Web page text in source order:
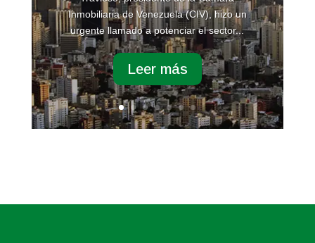
Inmobiliaria de Venezuela (CIV), hizo un
urgente llamado a potenciar el sector...
Leer más